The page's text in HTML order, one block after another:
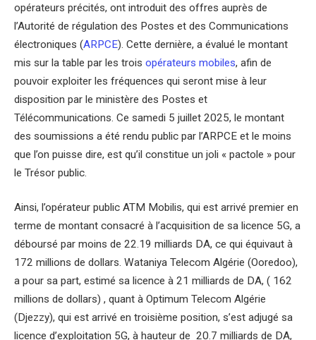
opérateurs précités, ont introduit des offres auprès de
l’Autorité de régulation des Postes et des Communications
électroniques (ARPCE). Cette dernière, a évalué le montant
mis sur la table par les trois opérateurs mobiles, afin de
pouvoir exploiter les fréquences qui seront mise à leur
disposition par le ministère des Postes et
Télécommunications. Ce samedi 5 juillet 2025, le montant
des soumissions a été rendu public par l’ARPCE et le moins
que l’on puisse dire, est qu’il constitue un joli « pactole » pour
le Trésor public.
Ainsi, l’opérateur public ATM Mobilis, qui est arrivé premier en
terme de montant consacré à l’acquisition de sa licence 5G, a
déboursé par moins de 22.19 milliards DA, ce qui équivaut à
172 millions de dollars. Wataniya Telecom Algérie (Ooredoo),
a pour sa part, estimé sa licence à 21 milliards de DA, ( 162
millions de dollars) , quant à Optimum Telecom Algérie
(Djezzy), qui est arrivé en troisième position, s’est adjugé sa
licence d’exploitation 5G, à hauteur de 20.7 milliards de DA,